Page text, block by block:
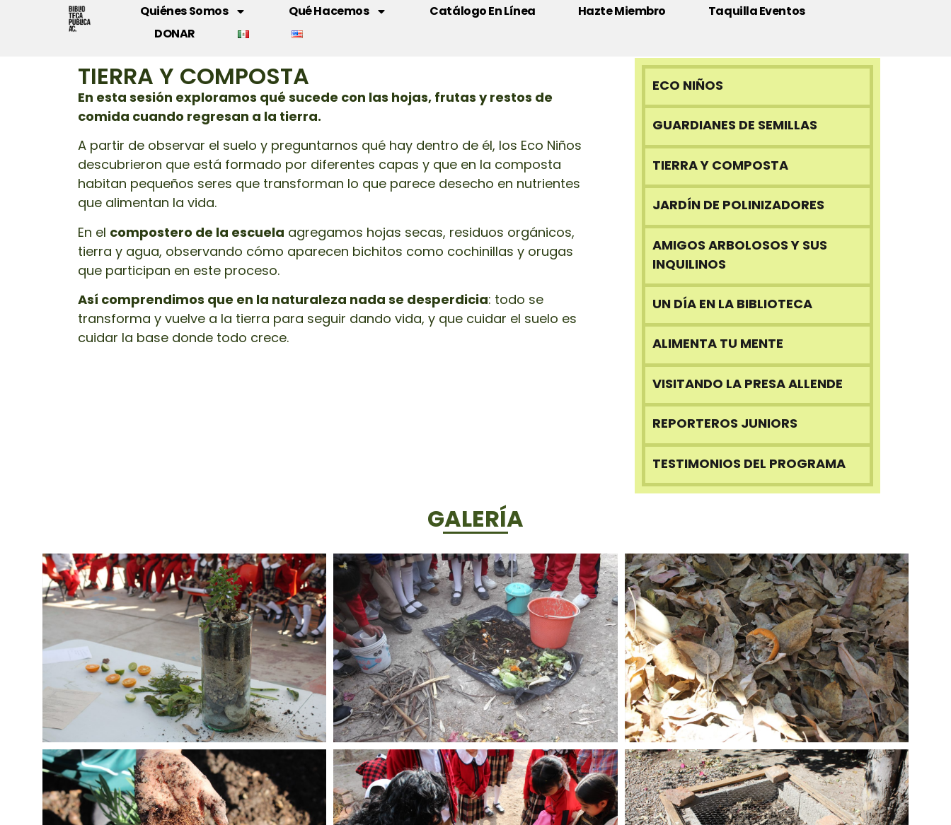
Quiénes Somos Qué Hacemos Catálogo En Línea Hazte Miembro
Taquilla Eventos
DONAR
Tierraycomposta
TIERRA Y COMPOSTA
En esta sesión exploramos qué sucede con las hojas, frutas y restos de
comida cuando regresan a la tierra.
A partir de observar el suelo y preguntarnos qué hay dentro de él, los Eco Niños
descubrieron que está formado por diferentes capas y que en la composta
habitan pequeños seres que transforman lo que parece desecho en nutrientes
que alimentan la vida.
En el compostero de la escuela agregamos hojas secas, residuos orgánicos,
tierra y agua, observando cómo aparecen bichitos como cochinillas y orugas
que participan en este proceso.
Así comprendimos que en la naturaleza nada se desperdicia: todo se
transforma y vuelve a la tierra para seguir dando vida, y que cuidar el suelo es
cuidar la base donde todo crece.
ECO NIÑOS
GUARDIANES DE SEMILLAS
TIERRA Y COMPOSTA
JARDÍN DE POLINIZADORES
AMIGOS ARBOLOSOS Y SUS
INQUILINOS
UN DÍA EN LA BIBLIOTECA
ALIMENTA TU MENTE
VISITANDO LA PRESA ALLENDE
REPORTEROS JUNIORS
TESTIMONIOS DEL PROGRAMA
GALERÍA